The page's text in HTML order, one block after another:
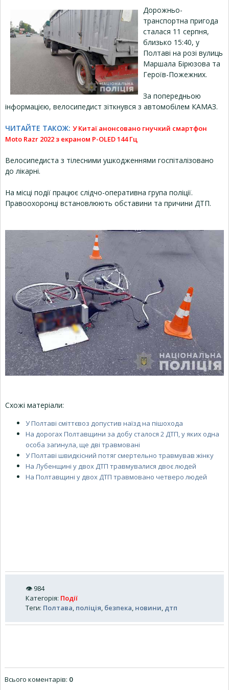
Дорожньо-
транспортна пригода
сталася 11 серпня,
близько 15:40, у
Полтаві на розі вулиць
Маршала Бірюзова та
Героїв-Пожежних.
За попередньою
інформацією, велосипедист зіткнувся з автомобілем КАМАЗ.
ЧИТАЙТЕ ТАКОЖ: У Китаї анонсовано гнучкий смартфон
Moto Razr 2022 з екраном P-OLED 144 Гц
Велосипедиста з тілесними ушкодженнями госпіталізовано
до лікарні.
На місці події працює слідчо-оперативна група поліції.
Правоохоронці встановлюють обставини та причини ДТП.
Схожі матеріали:
У Полтаві сміттєвоз допустив наїзд на пішохода
На дорогах Полтавщини за добу сталося 2 ДТП, у яких одна
особа загинула, ще дві травмовані
У Полтаві швидкісний потяг смертельно травмував жінку
На Лубенщині у двох ДТП травмувалися двоє людей
На Полтавщині у двох ДТП травмовано четверо людей
👁 984
Категорія: Події
Теги: Полтава поліція безпека новини дтп
Всього коментарів: 0